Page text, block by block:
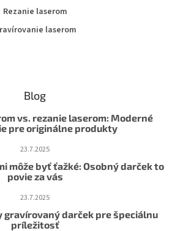
Rezanie laserom
laserom
Blog
vs. rezanie laserom: Moderné
pre originálne produkty
23.7.2025
môže byť ťažké: Osobný darček to
povie za vás
23.7.2025
darček pre špeciálnu
príležitosť